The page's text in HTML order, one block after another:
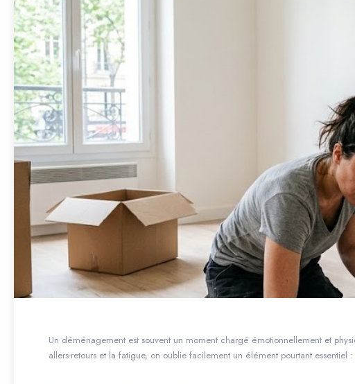
Un déménagement est souvent un moment chargé émotionnellement et
allers-retours et la fatigue, on oublie facilement un élément pourtant essentiel